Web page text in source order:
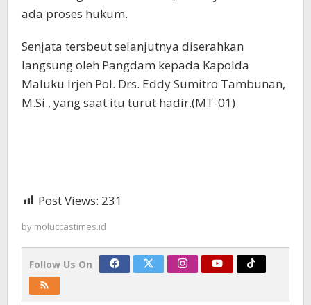
ada proses hukum.
Senjata tersbeut selanjutnya diserahkan
langsung oleh Pangdam kepada Kapolda
Maluku Irjen Pol. Drs. Eddy Sumitro Tambunan,
M.Si., yang saat itu turut hadir.(MT-01)
Post Views: 231
by moluccastimes.id
Follow Us On